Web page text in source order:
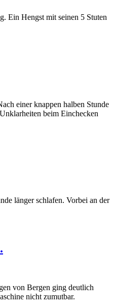
Ein Hengst mit seinen 5 Stuten
einer knappen halben Stunde
beim Einchecken
länger schlafen. Vorbei an der
von Bergen ging deutlich
nicht zumutbar.